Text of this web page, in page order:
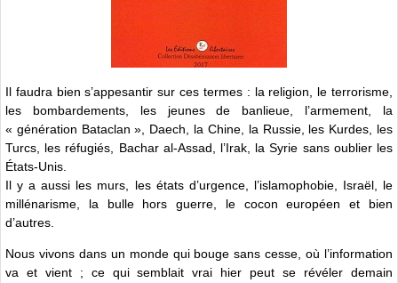
Il faudra bien s’appesantir sur ces termes : la religion, le terrorisme,
les bombardements, les jeunes de banlieue, l’armement, la
« génération Bataclan », Daech, la Chine, la Russie, les Kurdes, les
Turcs, les réfugiés, Bachar al-Assad, l’Irak, la Syrie sans oublier les
États-Unis.
Il y a aussi les murs, les états d’urgence, l’islamophobie, Israël, le
millénarisme, la bulle hors guerre, le cocon européen et bien
d’autres.
Nous vivons dans un monde qui bouge sans cesse, où l’information
va et vient ; ce qui semblait vrai hier peut se révéler demain